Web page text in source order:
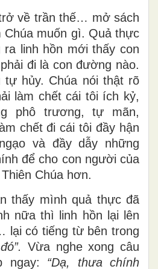
về trần thế… mở sách
Chúa muốn gì. Quả thực
linh hồn mới thấy con
đi là con đường nào.
hủy. Chúa nói thật rõ
làm chết cái tôi ích kỷ,
phô trương, tự mãn,
chết đi cái tôi đầy hận
và đầy dẫy những
để cho con người của
Chúa hơn.
thấy mình quả thực đã
nữa thì linh hồn lại lên
có tiếng từ bên trong
Vừa nghe xong câu
ngay: “Dạ, thưa chính